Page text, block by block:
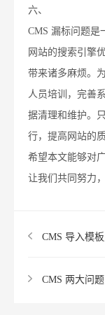
六、
CMS 漏标问题是
网站的搜索引擎
带来诸多麻烦。
人员培训，完善
据清理和维护。
行，提高网站的
希望本文能够对
让我们共同努力
CMS 导入模
CMS 两大问